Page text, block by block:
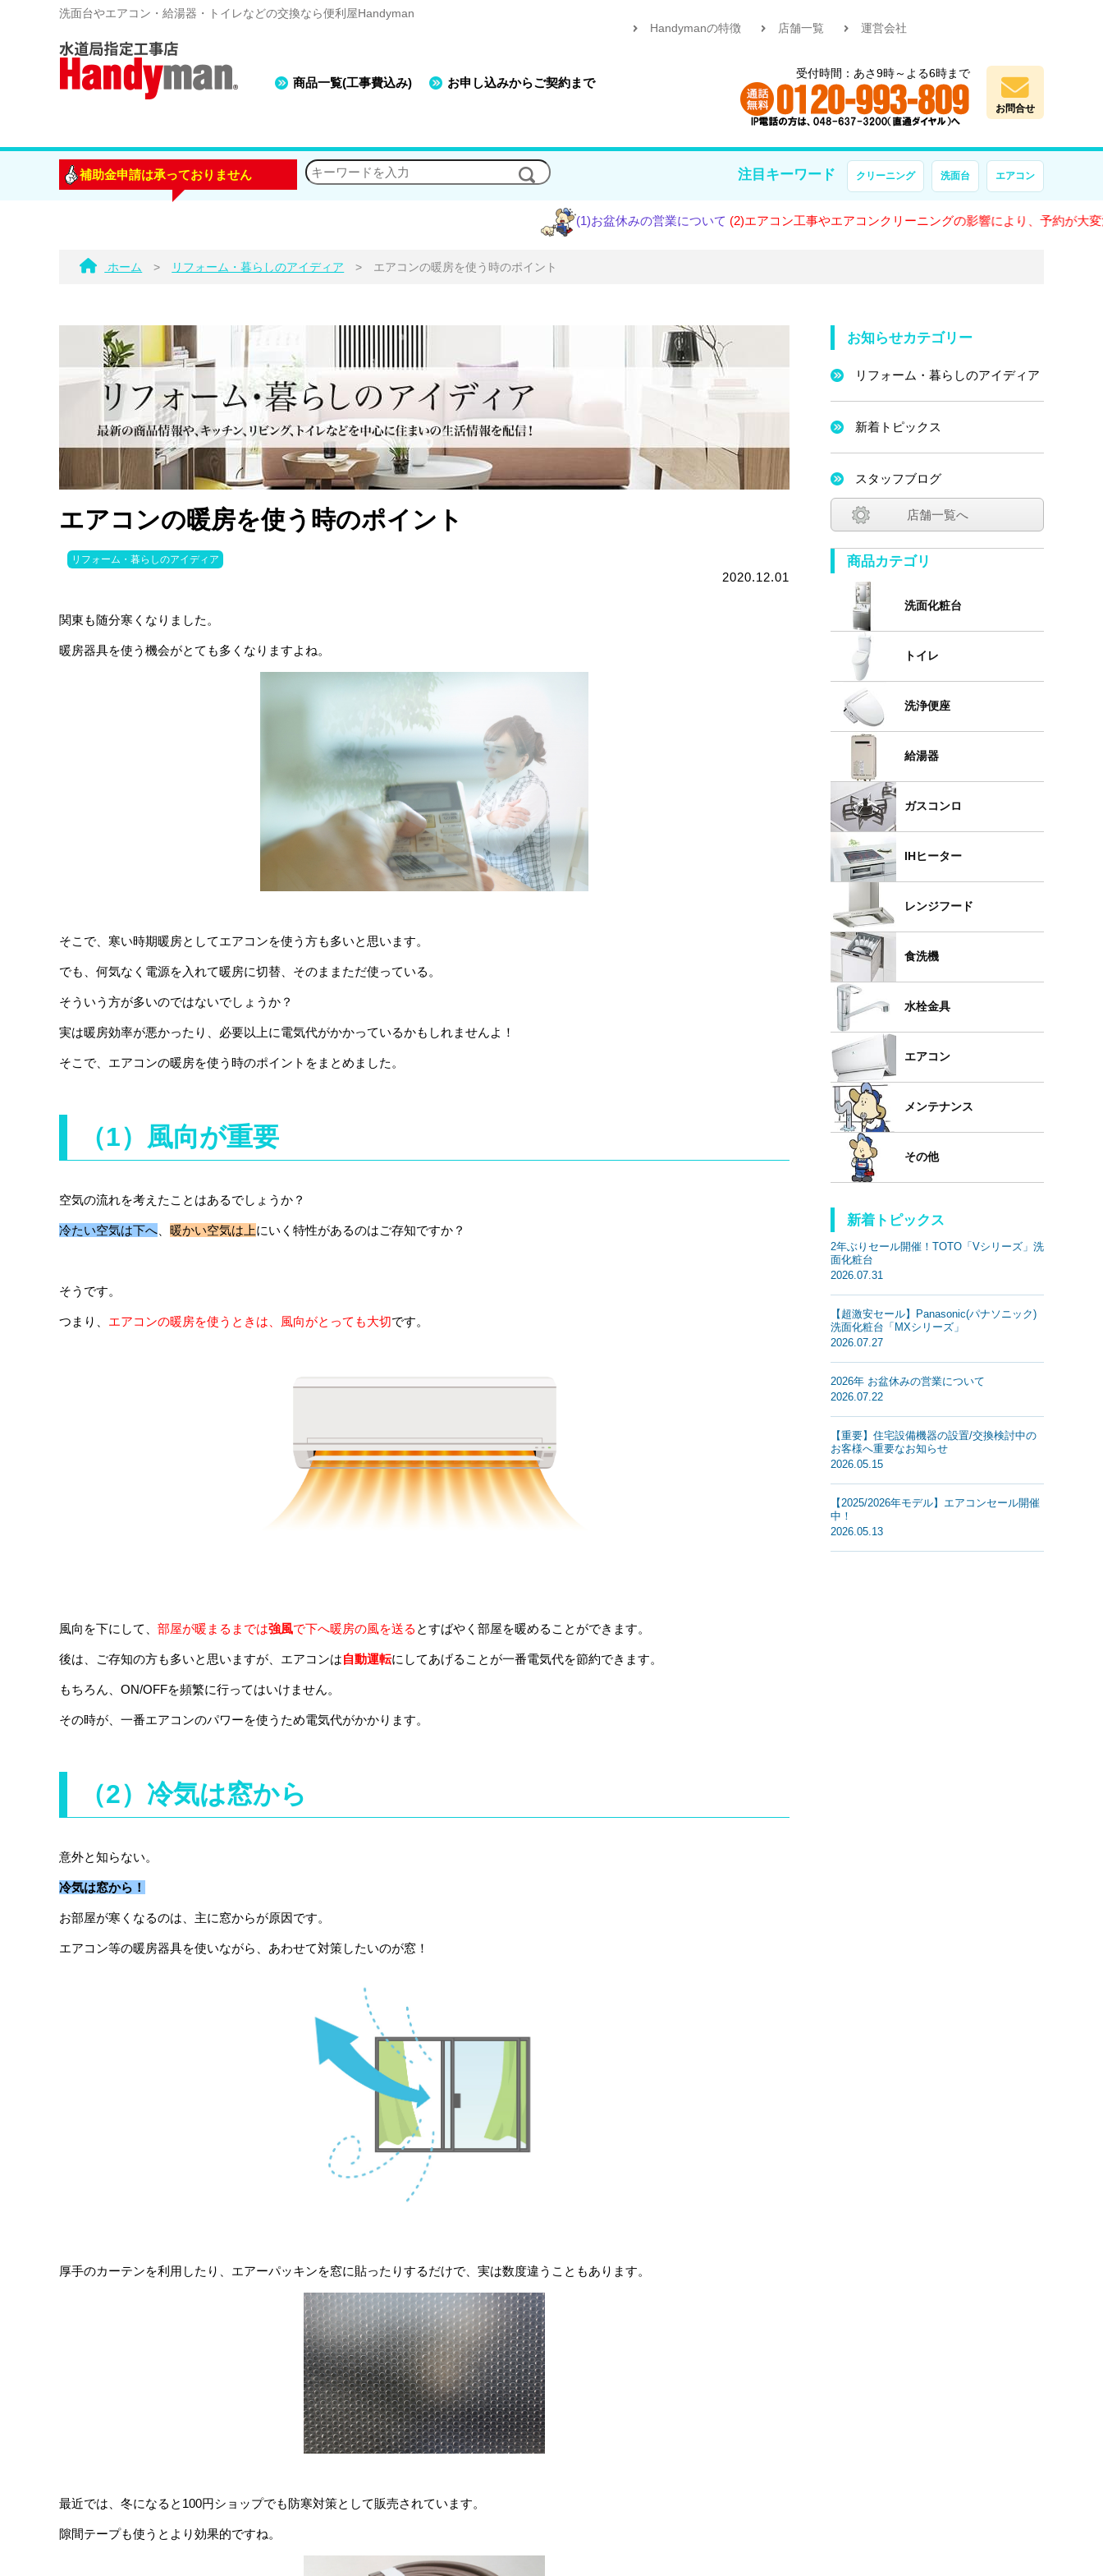
洗面台やエアコン・給湯器・トイレなどの交換なら便利屋Handyman
商品一覧(工事費込み) お申し込みからご契約まで
Handymanの特徴 店舗一覧 運営会社
受付時間：あさ9時～よる6時まで
お問合せ
補助金申請は承っておりません 注目キーワード クリーニング 洗面台 エアコン
(1)お盆休みの営業について(2)エアコン工事やエアコンクリーニングの影響により、予約が大変混雑して
ホーム > リフォーム・暮らしのアイディア > エアコンの暖房を使う時のポイント
エアコンの暖房を使う時のポイント
リフォーム・暮らしのアイディア
2020.12.01
関東も随分寒くなりました。
暖房器具を使う機会がとても多くなりますよね。
そこで、寒い時期暖房としてエアコンを使う方も多いと思います。
でも、何気なく電源を入れて暖房に切替、そのままただ使っている。
そういう方が多いのではないでしょうか？
実は暖房効率が悪かったり、必要以上に電気代がかかっているかもしれませんよ！
そこで、エアコンの暖房を使う時のポイントをまとめました。
（1）風向が重要
空気の流れを考えたことはあるでしょうか？
冷たい空気は下へ 暖かい空気は上にいく特性があるのはご存知ですか？
そうです。
つまり、 エアコンの暖房を使うときは、風向がとっても大切です。
風向を下にして、 部屋が暖まるまでは強風で下へ暖房の風を送る とすばやく部屋を暖めることができます。
後は、ご存知の方も多いと思いますが、エアコンは自動運転にしてあげることが一番電気代を節約できます。
もちろん、ON/OFFを頻繁に行ってはいけません。
その時が、一番エアコンのパワーを使うため電気代がかかります。
（2）冷気は窓から
意外と知らない。
冷気は窓から！
お部屋が寒くなるのは、主に窓からが原因です。
エアコン等の暖房器具を使いながら、あわせて対策したいのが窓！
厚手のカーテンを利用したり、エアーパッキンを窓に貼ったりするだけで、実は数度違うこともあります。
最近では、冬になると100円ショップでも防寒対策として販売されています。
隙間テープも使うとより効果的ですね。
お知らせカテゴリー
リフォーム・暮らしのアイディア
新着トピックス
スタッフブログ
店舗一覧へ
商品カテゴリ
洗面化粧台
トイレ
洗浄便座
給湯器
ガスコンロ
IHヒーター
レンジフード
食洗機
水栓金具
エアコン
メンテナンス
その他
新着トピックス
2年ぶりセール開催！TOTO「Vシリーズ」洗
面化粧台
2026.07.31
【超激安セール】Panasonic(パナソニック)
洗面化粧台「MXシリーズ」
2026.07.27
2026年 お盆休みの営業について
2026.07.22
【重要】住宅設備機器の設置/交換検討中の
お客様へ重要なお知らせ
2026.05.15
【2025/2026年モデル】エアコンセール開催
中！
2026.05.13